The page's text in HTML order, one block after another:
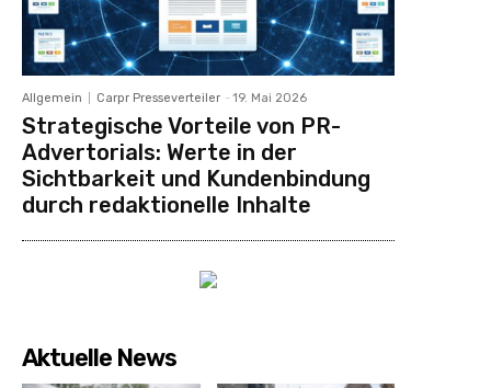
Allgemein Carpr Presseverteiler - 19. Mai 2026
Strategische Vorteile von PR-
Advertorials: Werte in der
Sichtbarkeit und Kundenbindung
durch redaktionelle Inhalte
Aktuelle News